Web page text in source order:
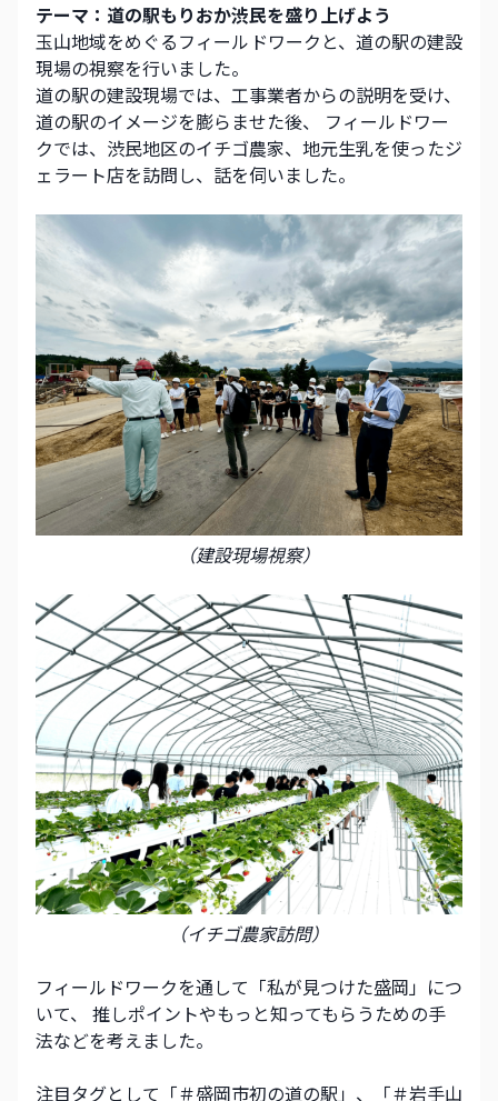
テーマ：道の駅もりおか渋民を盛り上げよう
玉山地域をめぐるフィールドワークと、道の駅の建設
現場の視察を行いました。
道の駅の建設現場では、工事業者からの説明を受け、
道の駅のイメージを膨らませた後、 フィールドワー
クでは、渋民地区のイチゴ農家、地元生乳を使ったジ
ェラート店を訪問し、話を伺いました。
（建設現場視察）
（イチゴ農家訪問）
フィールドワークを通して「私が見つけた盛岡」につ
いて、 推しポイントやもっと知ってもらうための手
法などを考えました。
注目タグとして「＃盛岡市初の道の駅」、「＃岩手山